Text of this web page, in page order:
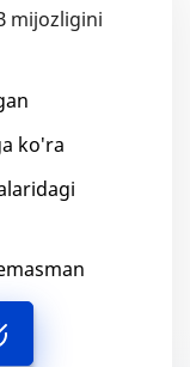
mijozligini
ko'ra